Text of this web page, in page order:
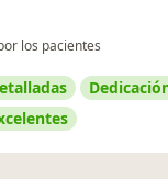
los pacientes